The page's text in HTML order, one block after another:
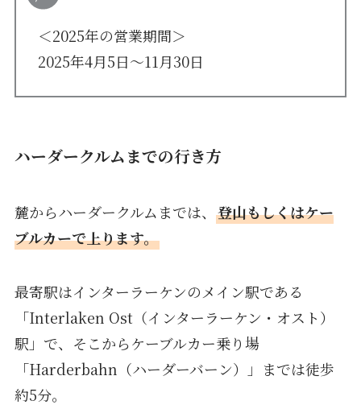
＜2025年の営業期間＞
2025年4月5日〜11月30日
ハーダークルムまでの行き方
麓からハーダークルムまでは、 登山もしくはケー
ブルカーで上ります。
最寄駅はインターラーケンのメイン駅である
「Interlaken Ost（インターラーケン・オスト）
駅」で、そこからケーブルカー乗り場
「Harderbahn（ハーダーバーン）」までは徒歩
約5分。